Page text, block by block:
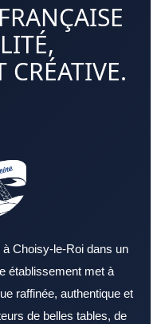
CRÉATIVE.
Choisy-le-Roi dans un
établissement met à
raffinée, authentique et
de belles tables, de